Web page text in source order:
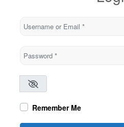
Username or Email
Password*
Remember Me